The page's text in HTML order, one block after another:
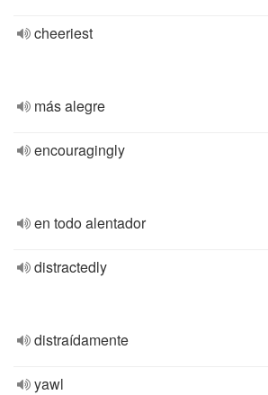
cheeriest
más alegre
encouragingly
en todo alentador
distractedly
distraídamente
yawl